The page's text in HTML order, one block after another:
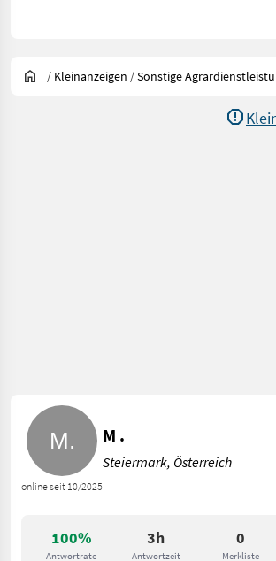
/ Kleinanzeigen /Sonstige
100%
Antwortrate
3h
Antwortzeit
0
Merkliste
online seit 10/2025
M .
Steiermark, Österreich